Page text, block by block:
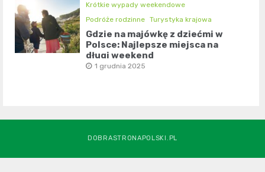
Krótkie wypady weekendowe
Podróże rodzinne Turystyka krajowa
Gdzie na majówkę z dziećmi w
Polsce: Najlepsze miejsca na
długi weekend
1 grudnia 2025
DOBRASTRONAPOLSKI.PL